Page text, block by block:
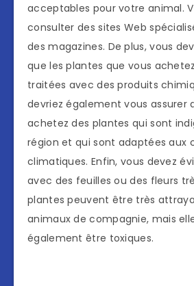
acceptables pour votre animal.
consulter des sites Web
des magazines. De plus, vous
que les plantes que vous
traitées avec des produits
devriez également vous assurer
achetez des plantes qui sont
région et qui sont adaptées aux
climatiques. Enfin, vous devez
avec des feuilles ou des fleurs
plantes peuvent être très
animaux de compagnie, mais
également être toxiques.